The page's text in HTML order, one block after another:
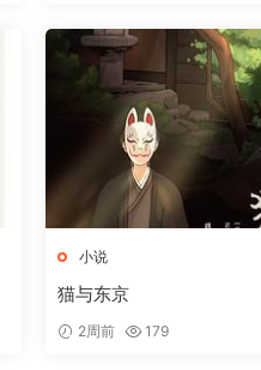
小说
猫与东京
2周前 179